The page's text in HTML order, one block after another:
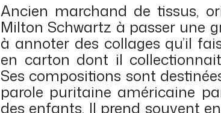
Ancien marchand de tissus,
Milton Schwartz à passer une
à annoter des collages qu’il
en carton dont il
Ses compositions sont
parole puritaine américaine
des enfants. Il prend souvent